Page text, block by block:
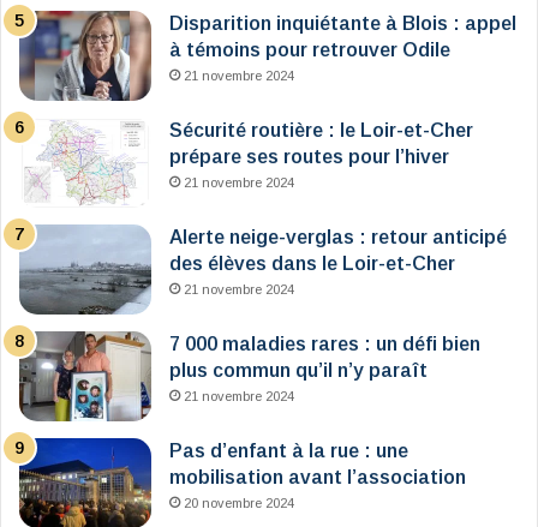
Disparition inquiétante à Blois : appel
à témoins pour retrouver Odile
21 novembre 2024
Sécurité routière : le Loir-et-Cher
prépare ses routes pour l’hiver
21 novembre 2024
Alerte neige-verglas : retour anticipé
des élèves dans le Loir-et-Cher
21 novembre 2024
7 000 maladies rares : un défi bien
plus commun qu’il n’y paraît
21 novembre 2024
Pas d’enfant à la rue : une
mobilisation avant l’association
20 novembre 2024